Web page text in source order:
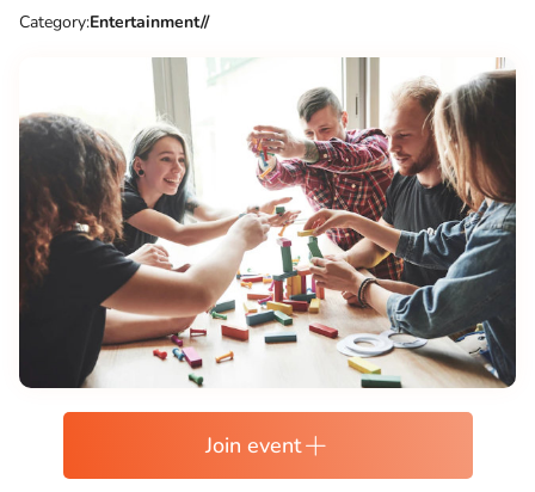
Category:Entertainment//
Join event